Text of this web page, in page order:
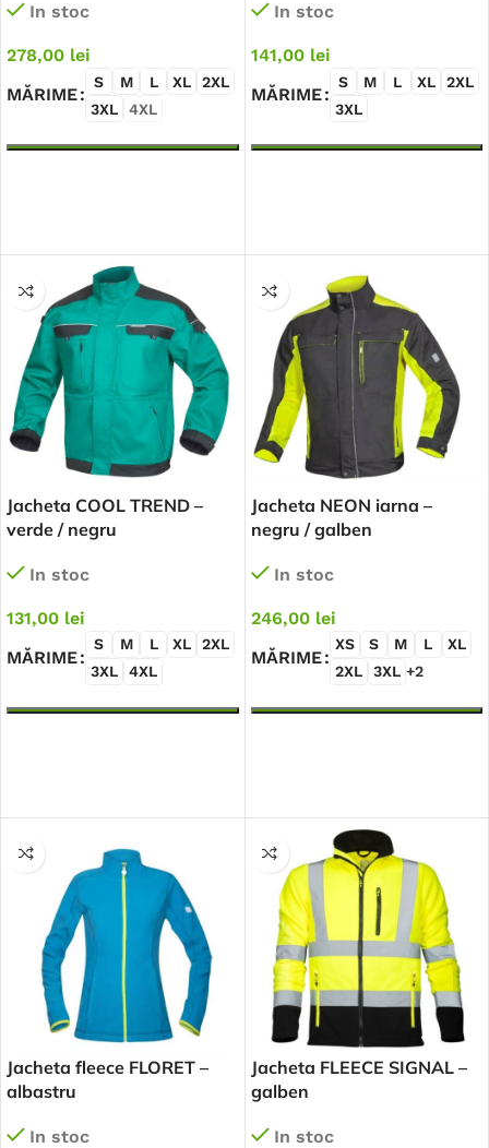
In stoc
278,00 lei
MĂRIME
S M L XL
2XL
3XL
4XL
In stoc
141,00 lei
MĂRIME
S M L XL
2XL
3XL
Jacheta COOL TREND –
verde / negru
In stoc
131,00 lei
MĂRIME
S M L XL
2XL
3XL
4XL
Jacheta NEON iarna –
negru / galben
In stoc
246,00 lei
MĂRIME
XS S M L
XL
2XL
3XL +2
Jacheta fleece FLORET –
albastru
In stoc
Jacheta FLEECE SIGNAL –
galben
In stoc